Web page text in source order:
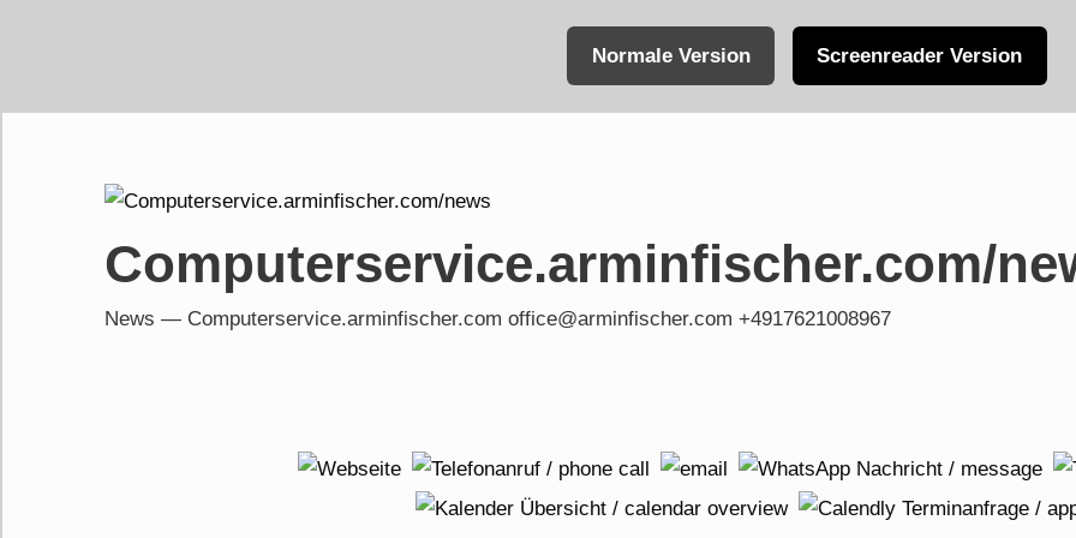
Normale Version Screenreader Version
content
Computerservice.arminfischer.com/
News — Computerservice.arminfischer.com office@arminfischer.com +4917621008967